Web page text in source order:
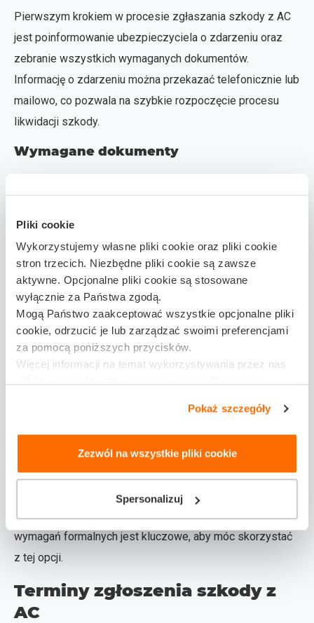
Pliki cookie
Wykorzystujemy własne pliki cookie oraz pliki cookie
stron trzecich. Niezbędne pliki cookie są zawsze
aktywne. Opcjonalne pliki cookie są stosowane
wyłącznie za Państwa zgodą.
Mogą Państwo zaakceptować wszystkie opcjonalne pliki
cookie, odrzucić je lub zarządzać swoimi preferencjami
za pomocą poniższych przycisków.
Więcej informacji na temat wykorzystywania przez nas
Pokaż szczegóły
Zezwól na wszystkie pliki cookie
Spersonalizuj
Pierwszym krokiem w procesie zgłaszania szkody z AC
jest poinformowanie ubezpieczyciela o zdarzeniu oraz
zebranie wszystkich wymaganych dokumentów.
Informację o zdarzeniu można przekazać telefonicznie lub
mailowo, co pozwala na szybkie rozpoczęcie procesu
likwidacji szkody.
Wymagane dokumenty
własności pojazdu zgłoszonego do ubezpieczenia.
Dodatkowo, warto przygotować dokumentację zdjęciową
uszkodzeń, która pomoże w ocenie wysokości szkody
przez ubezpieczyciela.
Naprawa pojazdu i samochód zastępczy
Niektórzy ubezpieczyciele oferują możliwość wynajmu
Warto upewnić się, że wykupione zostały odpowiednie
rozszerzenia w polisie, które umożliwiają wynajem
samochodu zastępczego na czas naprawy. Spełnienie
wymagań formalnych jest kluczowe, aby móc skorzystać
z tej opcji.
Terminy zgłoszenia szkody z
AC